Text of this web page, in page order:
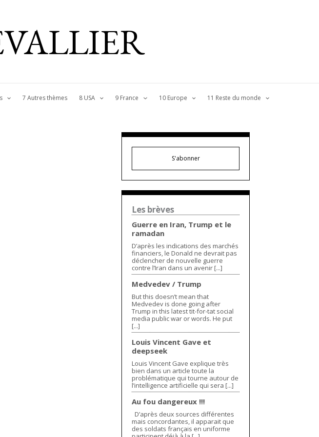
7 Autres thèmes 8 USA 9 France 10 Europe 11 Reste du monde
S'abonner
Les brèves
Guerre en Iran, Trump et le
ramadan
D’après les indications des marchés
financiers, le Donald ne devrait pas
déclencher de nouvelle guerre
contre l’Iran dans un avenir [...]
Medvedev / Trump
But this doesn’t mean that
Medvedev is done going after
Trump in this latest tit-for-tat social
media public war or words. He put
[...]
Louis Vincent Gave et
deepseek
Louis Vincent Gave explique très
bien dans un article toute la
problématique qui tourne autour de
l’intelligence artificielle qui sera [...]
Au fou dangereux !!!
D’après deux sources différentes
mais concordantes, il apparait que
des soldats français en uniforme